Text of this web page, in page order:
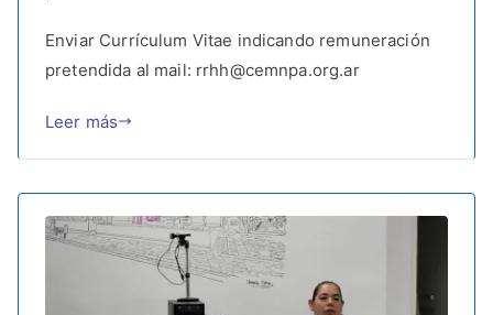
Enviar Currículum Vitae indicando remuneración
pretendida al mail: rrhh@cemnpa.org.ar
Leer más